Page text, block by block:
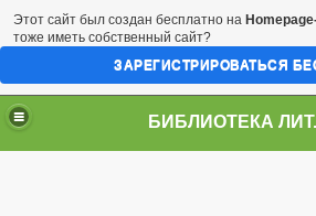
Этот сайт был создан бесплатно на
тоже иметь собственный сайт?
ЗАРЕГИСТРИРОВАТЬСЯ